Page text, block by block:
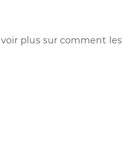
plus sur comment les